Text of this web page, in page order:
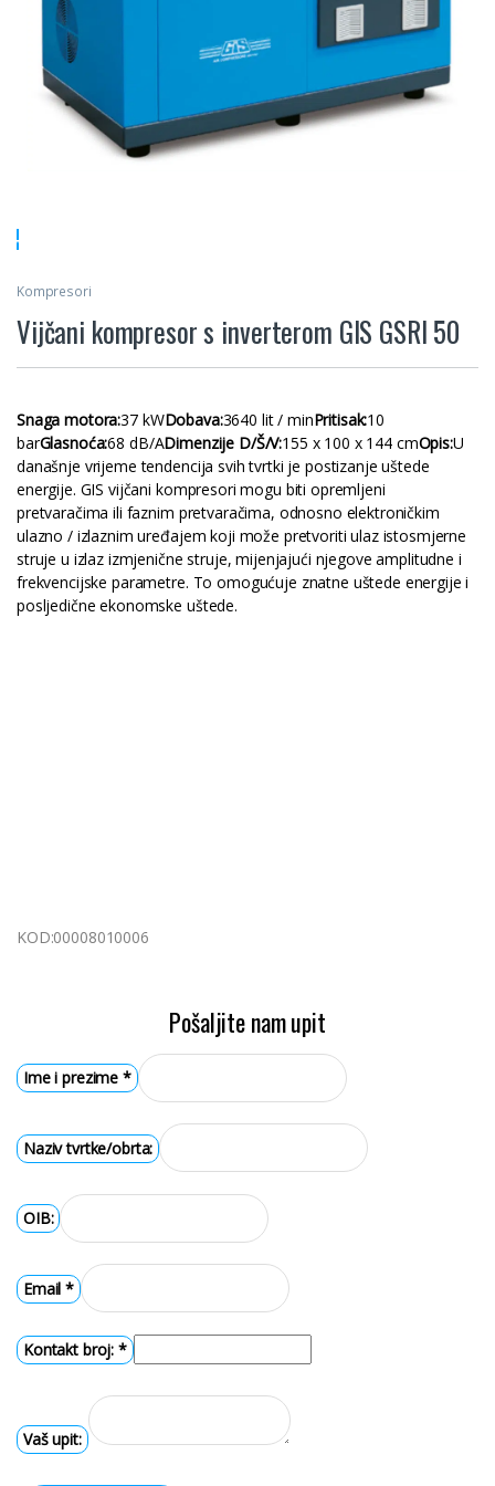
Kompresori
Vijčani kompresor s inverterom GIS GSRI 50
Snaga motora:37 kWDobava:3640 lit / minPritisak:10
barGlasnoća:68 dB/ADimenzije D/Š/V:155 x 100 x 144 cmOpis:U
današnje vrijeme tendencija svih tvrtki je postizanje uštede
energije. GIS vijčani kompresori mogu biti opremljeni
pretvaračima ili faznim pretvaračima, odnosno elektroničkim
ulazno / izlaznim uređajem koji može pretvoriti ulaz istosmjerne
struje u izlaz izmjenične struje, mijenjajući njegove amplitudne i
frekvencijske parametre. To omogućuje znatne uštede energije i
posljedične ekonomske uštede.
KOD:00008010006
Pošaljite nam upit
Ime i prezime*
Naziv tvrtke/obrta:
OIB:
Email*
Kontakt broj:*
Vaš upit: